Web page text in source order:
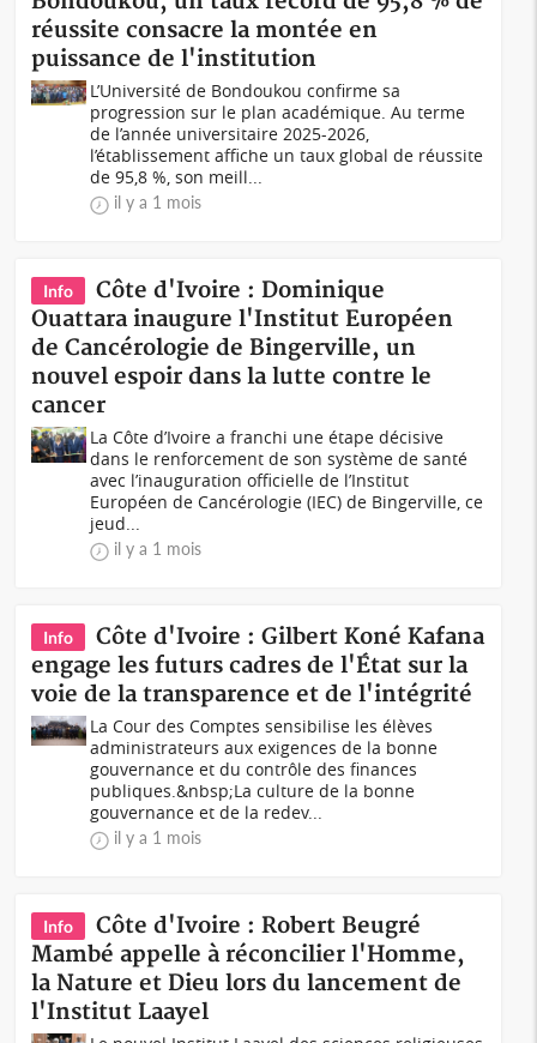
réussite consacre la montée en
puissance de l'institution
L’Université de Bondoukou confirme sa
progression sur le plan académique. Au terme
de l’année universitaire 2025-2026,
l’établissement affiche un taux global de réussite
de 95,8 %, son meill...
il y a 1 mois
Info
Côte d'Ivoire : Dominique
Ouattara inaugure l'Institut Européen
de Cancérologie de Bingerville, un
nouvel espoir dans la lutte contre le
cancer
La Côte d’Ivoire a franchi une étape décisive
dans le renforcement de son système de santé
avec l’inauguration officielle de l’Institut
Européen de Cancérologie (IEC) de Bingerville, ce
jeud...
il y a 1 mois
Info
Côte d'Ivoire : Gilbert Koné Kafana
engage les futurs cadres de l'État sur la
voie de la transparence et de l'intégrité
La Cour des Comptes sensibilise les élèves
administrateurs aux exigences de la bonne
gouvernance et du contrôle des finances
publiques.&nbsp;La culture de la bonne
gouvernance et de la redev...
il y a 1 mois
Info
Côte d'Ivoire : Robert Beugré
Mambé appelle à réconcilier l'Homme,
la Nature et Dieu lors du lancement de
l'Institut Laayel